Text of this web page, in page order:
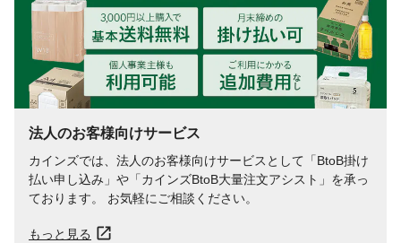
法人のお客様向けサービス
カインズでは、法人のお客様向けサービスとして「BtoB掛け
払い申し込み」や「カインズBtoB大量注文アシスト」を承っ
ております。 お気軽にご相談ください。
もっと見る